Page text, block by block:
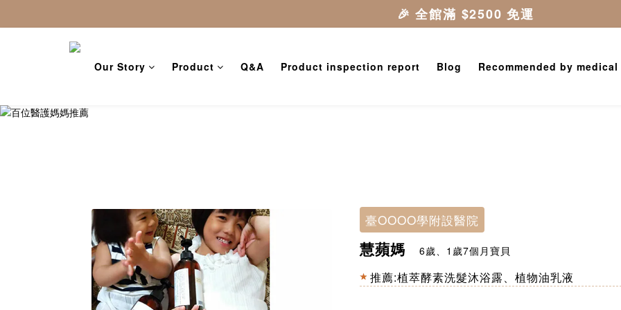
Our Story Product Q&A Product inspection report Blog Recommended by
臺OOOO學附設醫院
慧蘋媽 6歲、1歲7個月寶貝
推薦:植萃酵素洗髮沐浴露、 植物油乳液